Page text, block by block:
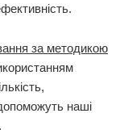
за методикою
наші